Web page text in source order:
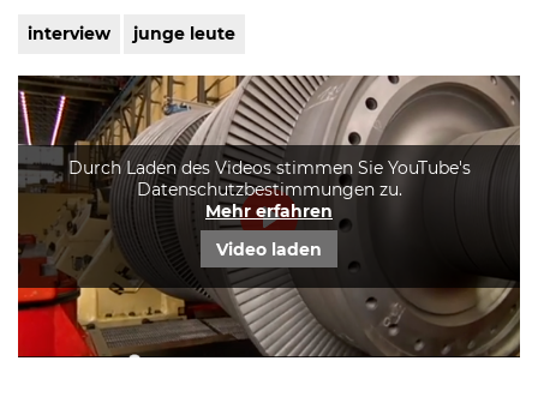
interview junge leute
Mute Settings
Play
Durch Laden des Videos stimmen Sie YouTube's
Datenschutzbestimmungen zu.
Mehr erfahren
Video laden